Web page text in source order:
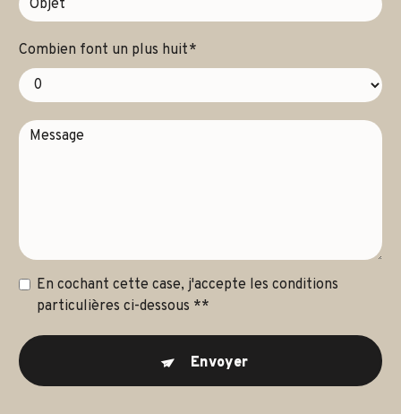
Combien font un plus huit
En cochant cette case, j'accepte les conditions
particulières ci-dessous **
Envoyer